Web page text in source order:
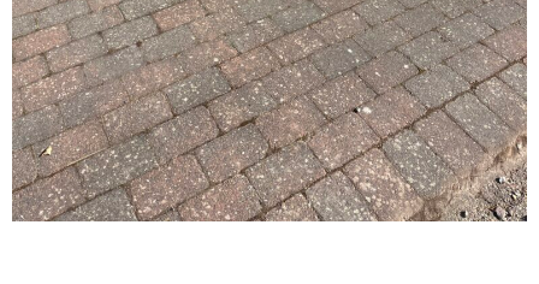
Consent
Selection
Necessary
Preferences
Statistics